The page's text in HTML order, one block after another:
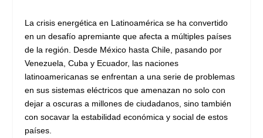
La crisis energética en Latinoamérica se ha convertido
en un desafío apremiante que afecta a múltiples países
de la región. Desde México hasta Chile, pasando por
Venezuela, Cuba y Ecuador, las naciones
latinoamericanas se enfrentan a una serie de problemas
en sus sistemas eléctricos que amenazan no solo con
dejar a oscuras a millones de ciudadanos, sino también
con socavar la estabilidad económica y social de estos
países.